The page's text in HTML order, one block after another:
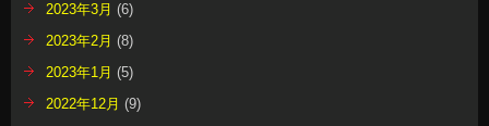
2023年3月 (6)
2023年2月 (8)
2023年1月 (5)
2022年12月 (9)